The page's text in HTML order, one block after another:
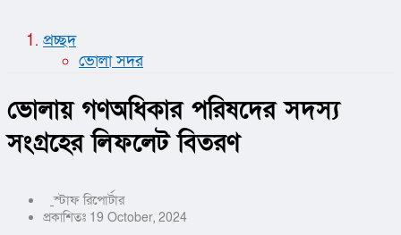
প্রচ্ছদ
ভোলা সদর
ভোলায় গণঅধিকার পরিষদের সদস্য
সংগ্রহের লিফলেট বিতরণ
স্টাফ রিপোর্টার
প্রকাশিতঃ 19 October, 2024